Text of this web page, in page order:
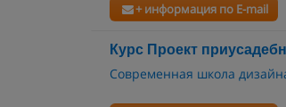
+ информация по E-mail
Курс Проект
Современная школа